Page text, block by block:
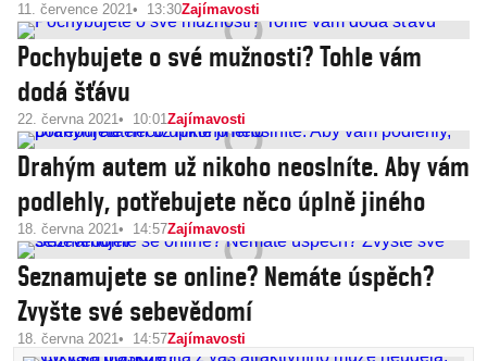
11. července 2021 13:30Zajímavosti
Pochybujete o své mužnosti? Tohle vám
dodá šťávu
22. června 2021 10:01Zajímavosti
Drahým autem už nikoho neoslníte. Aby vám
podlehly, potřebujete něco úplně jiného
18. června 2021 14:57Zajímavosti
Seznamujete se online? Nemáte úspěch?
Zvyšte své sebevědomí
18. června 2021 14:57Zajímavosti